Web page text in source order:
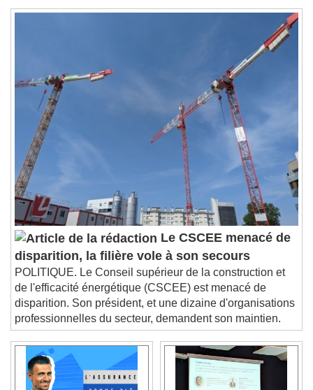
Remaining Time-0:00
Chapters
, selected
, opens subtitles
subtitles off, selected
Audio Track
Picture-in-Picture
Fullscreen
This is a modal window.
Beginning of dialog window. Escape will cancel
and close the window.
Text
Color Opacity
Text Background
Le CSCEE menacé de
disparition, la filière vole à son secours
POLITIQUE. Le Conseil supérieur de la construction et
de l'efficacité énergétique (CSCEE) est menacé de
disparition. Son président, et une dizaine d'organisations
professionnelles du secteur, demandent son maintien.